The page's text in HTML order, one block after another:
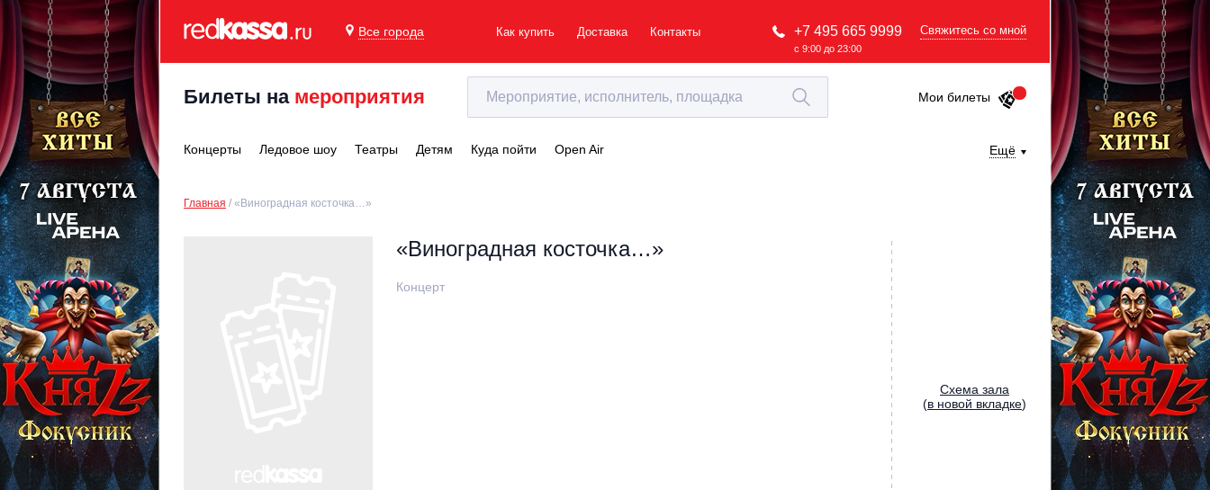
Все города Как купить Доставка Контакты +7 495 665 9999
с 9:00 до 23:00
Свяжитесь со мной
Билеты на мероприятия Мои билеты
Концерты Ледовое шоу Театры Детям Куда пойти Open Air Ещё
Главная «Виноградная косточка…»
«Виноградная косточка…»
Концерт
Cхема зала
(в новой вкладке)